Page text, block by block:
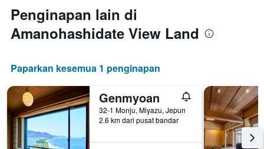
Penginapan lain di
Amanohashidate View Land
Paparkan kesemua 1 penginapan
Genmyoan
32-1 Monju, Miyazu, Jepun
2.6 km dari pusat bandar